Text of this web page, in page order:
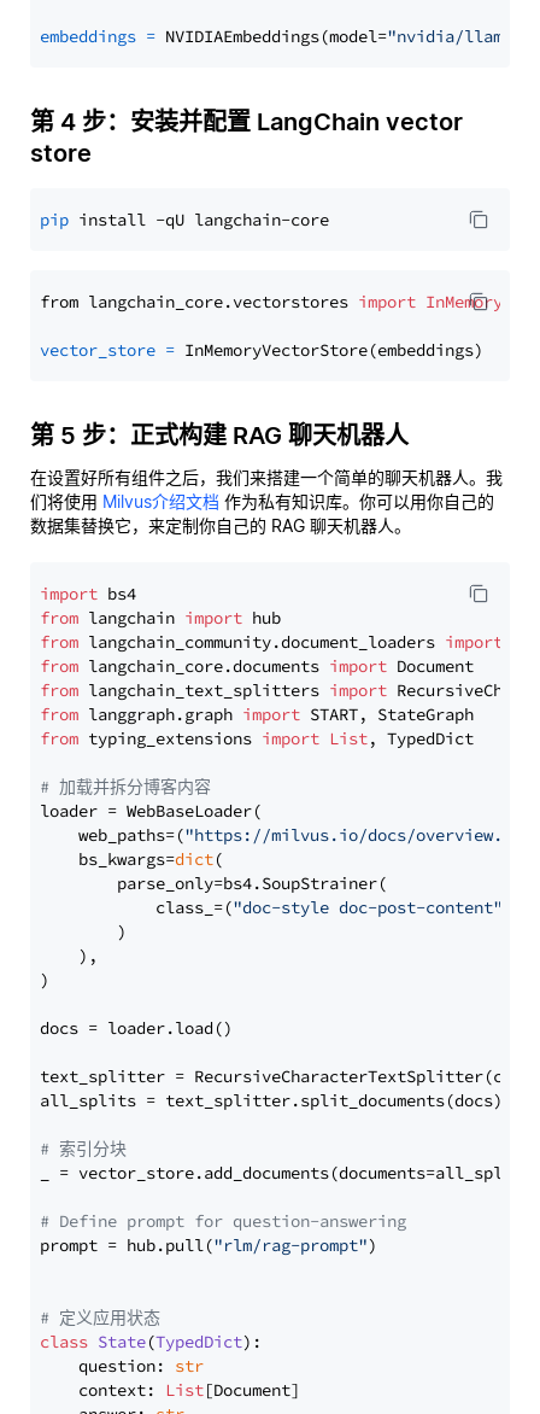
embeddings = NVIDIAEmbeddings(model="nvidia/llama-
第 4 步：安装并配置 LangChain vector
store
pip
from langchain_core.vectorstores import
vector_store =
第 5 步：正式构建 RAG 聊天机器人
在设置好所有组件之后，我们来搭建一个简单的聊天机器人。我
们将使用 Milvus介绍文档 作为私有知识库。你可以用你自己的
数据集替换它，来定制你自己的 RAG 聊天机器人。
import
from langchain import
from langchain_community.document_loaders import
from langchain_core.documents import
from langchain_text_splitters import
from langgraph.graph import
from typing_extensions import List, TypedDict
# 加载并拆分博客内容
loader = WebBaseLoader(
    web_paths=(
"https://milvus.io/docs/overview.md"
    bs_kwargs=
dict(
        parse_only=bs4.SoupStrainer(
            class_=(
"doc-style doc-post-content"
        )
    ),
)
docs = loader.load()
text_splitter =
all_splits = text_splitter.split_documents(docs)
# 索引分块
_ = vector_store.add_documents(documents=all_splits)
# Define prompt for question-answering
prompt = hub.pull("rlm/rag-prompt")
# 定义应用状态
class State(TypedDict):
    question:
str
    context:
List[Document]